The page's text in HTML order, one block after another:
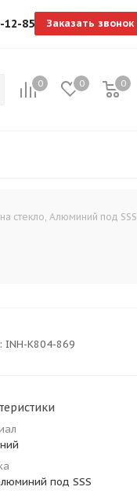
12-85 Заказать звонок
0 0
0
0
стекло, Алюминий под SSS
INH-K804-869
под SSS